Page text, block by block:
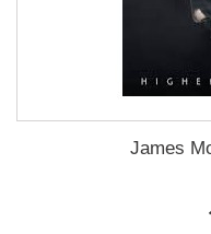
James